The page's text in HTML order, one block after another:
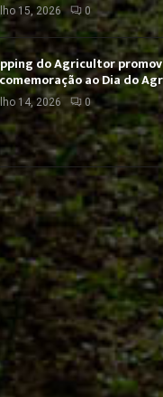
15, 2026 0
do Agricultor
ao Dia do
14, 2026 0